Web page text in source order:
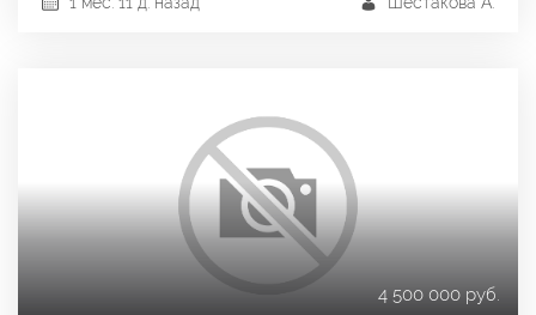
4 500 000 руб.